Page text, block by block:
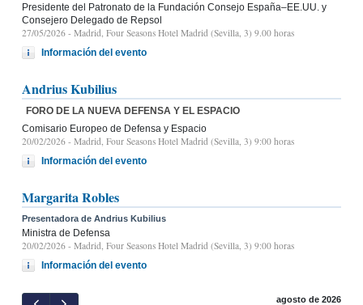
Presidente del Patronato de la Fundación Consejo España–EE.UU. y
Consejero Delegado de Repsol
27/05/2026 - Madrid, Four Seasons Hotel Madrid (Sevilla, 3) 9.00 horas
Información del evento
Andrius Kubilius
FORO DE LA NUEVA DEFENSA Y EL ESPACIO
Comisario Europeo de Defensa y Espacio
20/02/2026 - Madrid, Four Seasons Hotel Madrid (Sevilla, 3) 9:00 horas
Información del evento
Margarita Robles
Presentadora de Andrius Kubilius
Ministra de Defensa
20/02/2026 - Madrid, Four Seasons Hotel Madrid (Sevilla, 3) 9:00 horas
Información del evento
agosto de 2026